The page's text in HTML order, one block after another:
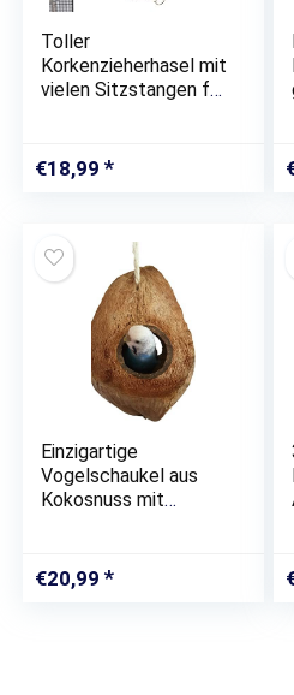
Toller
Korkenzieherhasel mit
vielen Sitzstangen für
Käfig Montage
€18,99
Einzigartige
Vogelschaukel aus
Kokosnuss mit
Vogelspielzeug für
Wellensittich
€20,99